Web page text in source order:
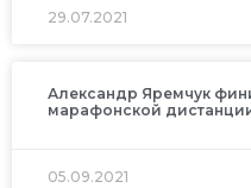
29.07.2021
Александр Яремчук
марафонской
05.09.2021